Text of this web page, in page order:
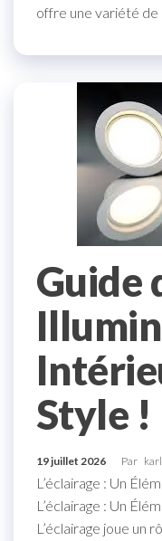
offre une variété de
Guide
Style !
19 juillet 2026 Par
L’éclairage : Un
L’éclairage : Un
L’éclairage joue un